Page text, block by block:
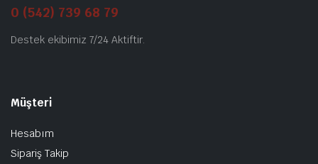
0 (542) 739 68 79
Destek ekibimiz 7/24 Aktiftir.
Müşteri
Hesabım
Sipariş Takip